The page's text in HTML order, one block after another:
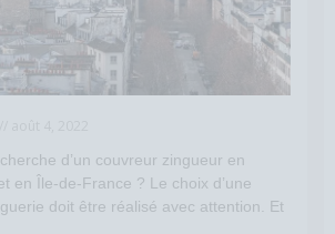
d’un couvreur zingueur en
en Île-de-France ? Le choix d’une
doit être réalisé avec attention. Et